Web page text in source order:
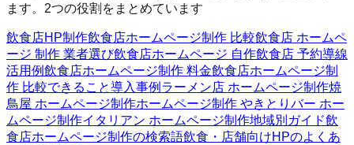
ます。2つの役割をまとめています
飲食店HP制作飲食店ホームページ制作 比較飲食店 ホームペ
ージ 制作 業者選び飲食店ホームページ 自作飲食店 予約導線
活用例飲食店ホームページ制作 料金飲食店ホームページ制
作 比較できること導入事例 ラーメン店 ホームページ制作焼
鳥屋 ホームページ制作ホームページ制作 やきとり バー ホー
ムページ制作イタリアン ホームページ制作地域別ガイド飲
食店ホームページ制作の検索語飲食・店舗向けHPのよくあ